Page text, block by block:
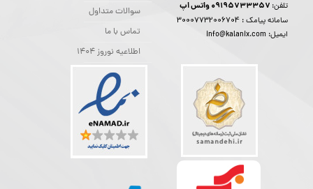
سوالات متداول
تماس با ما
اطلاعیه نوروز 1404
تلفن:
سامانه پیامک : 30007732006704
ایمیل: info@kalanix.com